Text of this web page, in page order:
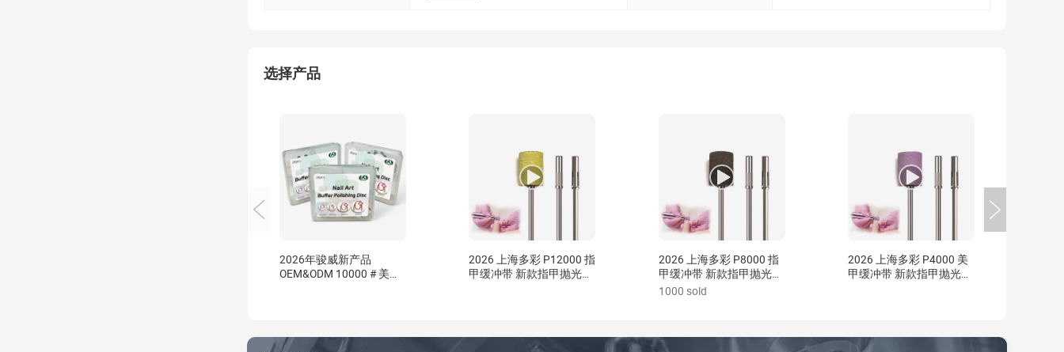
选择产品
2026年骏威新产品
OEM&ODM 10000 # 美甲
2026 上海多彩 P12000 指
甲缓冲带 新款指甲抛光海
2026 上海多彩 P8000 指
甲缓冲带 新款指甲抛光海
绵磨砂带 精细抛光
1000 sold
2026 上海多彩 P4000 美
甲缓冲带 新款指甲抛光海